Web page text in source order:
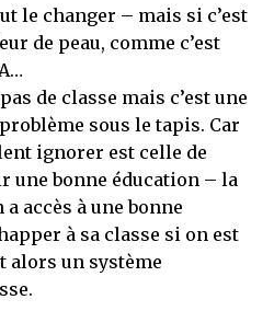
le changer – mais si c’est
de peau, comme c’est
de classe mais c’est une
sous le tapis. Car
ignorer est celle de
une bonne éducation – la
accès à une bonne
à sa classe si on est
alors un système